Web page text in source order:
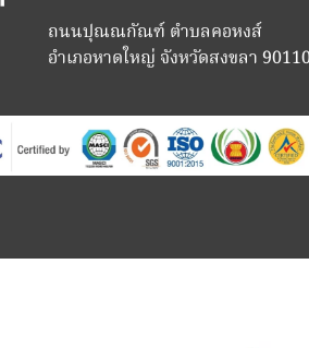
ถนนปุณณกัณฑ์ ตำบลคอหงส์
อำเภอหาดใหญ่ จังหวัดสงขลา